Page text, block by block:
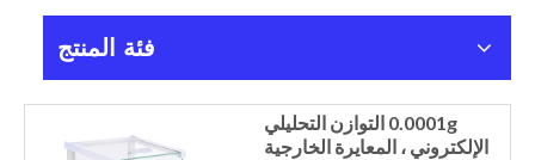
فئة المنتج
0.0001g التوازن التحليلي
الإلكتروني ، المعايرة الخارجية